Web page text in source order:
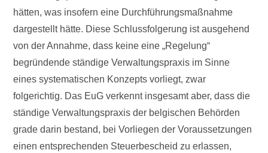
hätten, was insofern eine Durchführungsmaßnahme
dargestellt hätte. Diese Schlussfolgerung ist ausgehend
von der Annahme, dass keine eine „Regelung“
begründende ständige Verwaltungspraxis im Sinne
eines systematischen Konzepts vorliegt, zwar
folgerichtig. Das EuG verkennt insgesamt aber, dass die
ständige Verwaltungspraxis der belgischen Behörden
grade darin bestand, bei Vorliegen der Voraussetzungen
einen entsprechenden Steuerbescheid zu erlassen,